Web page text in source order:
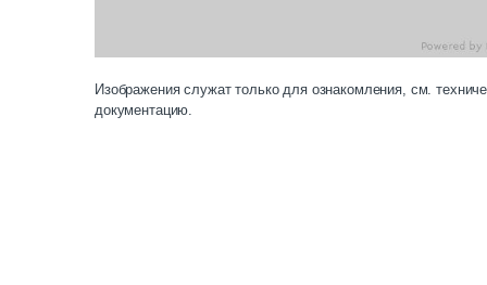
Изображения служат только для ознакомления, см.
документацию.